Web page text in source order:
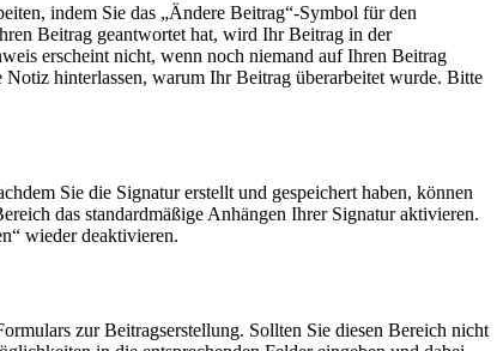
indem Sie das „Ändere Beitrag“-Symbol für den
Beitrag geantwortet hat, wird Ihr Beitrag in der
erscheint nicht, wenn noch niemand auf Ihren Beitrag
hinterlassen, warum Ihr Beitrag überarbeitet wurde. Bitte
Sie die Signatur erstellt und gespeichert haben, können
das standardmäßige Anhängen Ihrer Signatur aktivieren.
wieder deaktivieren.
zur Beitragserstellung. Sollten Sie diesen Bereich nicht